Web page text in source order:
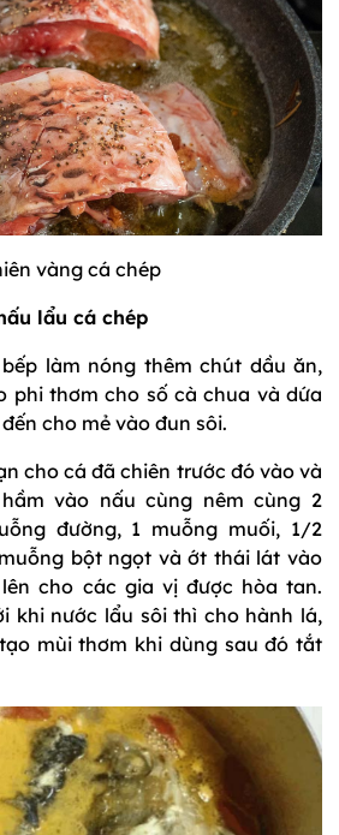
vàng cá chép
lẩu cá chép
làm nóng thêm chút dầu ăn,
phi thơm cho số cà chua và dứa
cho mẻ vào đun sôi.
cho cá đã chiên trước đó vào và
vào nấu cùng nêm cùng 2
đường, 1 muỗng muối, 1/2
bột ngọt và ớt thái lát vào
cho các gia vị được hòa tan.
khi nước lẩu sôi thì cho hành lá,
mùi thơm khi dùng sau đó tắt